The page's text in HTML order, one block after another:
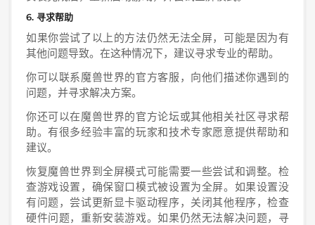
6. 寻求帮助
如果你尝试了以上的方法仍然无法全屏，可能是因为有
其他问题导致。在这种情况下，建议寻求专业的帮助。
你可以联系魔兽世界的官方客服，向他们描述你遇到的
问题，并寻求解决方案。
你还可以在魔兽世界的官方论坛或其他相关社区寻求帮
助。有很多经验丰富的玩家和技术专家愿意提供帮助和
建议。
恢复魔兽世界到全屏模式可能需要一些尝试和调整。检
查游戏设置，确保窗口模式被设置为全屏。如果设置没
有问题，尝试更新显卡驱动程序，关闭其他程序，检查
硬件问题，重新安装游戏。如果仍然无法解决问题，寻